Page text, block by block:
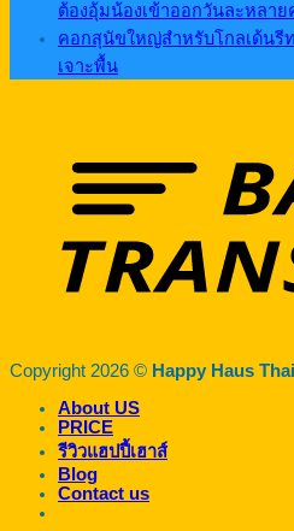
ต้องอุ้มน้องเข้าออกวันละหลาย
คอกสุนัขใหญ่สำหรับโกลเด้นรีท
เจาะพื้น
Copyright 2026 © Happy Haus
About US
PRICE
รีวิวแฮปปี้เฮาส์
Blog
Contact us